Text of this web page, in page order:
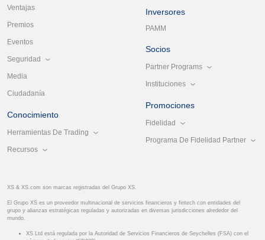
Ventajas
Premios
Eventos
Seguridad
Media
Ciudadanía
Conocimiento
Herramientas De Trading
Recursos
Inversores
PAMM
Socios
Partner Programs
Instituciones
Promociones
Fidelidad
Programa De Fidelidad Partner
XS & XS.com son marcas registradas del Grupo XS.
El Grupo XS es un proveedor multinacional de servicios financieros y fintech con entidades del
grupo y alianzas estratégicas reguladas y autorizadas en diversas jurisdicciones alrededor del
mundo.
XS Ltd está regulada por la Autoridad de Servicios Financieros de Seychelles (FSA) con el